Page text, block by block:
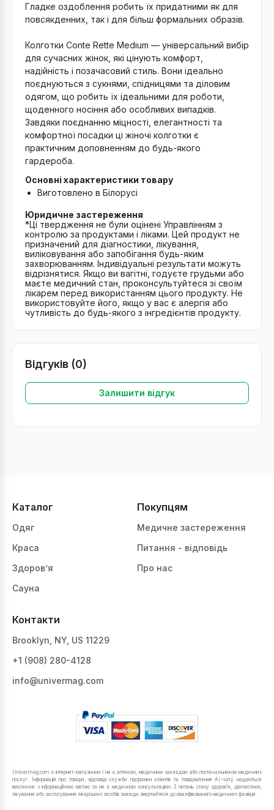
Гладке оздоблення робить їх придатними як для
повсякденних, так і для більш формальних образів.
Колготки Conte Rette Medium — універсальний вибір
для сучасних жінок, які цінують комфорт,
надійність і позачасовий стиль. Вони ідеально
поєднуються з сукнями, спідницями та діловим
одягом, що робить їх ідеальними для роботи,
щоденного носіння або особливих випадків.
Завдяки поєднанню міцності, елегантності та
комфортної посадки ці жіночі колготки є
практичним доповненням до будь-якого
гардероба.
Основні характеристики товару
Виготовлено в Білорусі
Юридичне застереження
*Ці твердження не були оцінені Управлінням з
контролю за продуктами і ліками. Цей продукт не
призначений для діагностики, лікування,
виліковування або запобігання будь-яким
захворюванням. Індивідуальні результати можуть
відрізнятися. Якщо ви вагітні, годуєте грудьми або
маєте медичний стан, проконсультуйтеся зі своїм
лікарем перед використанням цього продукту. Не
використовуйте його, якщо у вас є алергія або
чутливість до будь-якого з інгредієнтів продукту.
Відгуків (0)
Залишити відгук
Каталог
Одяг
Краса
Здоров’я
Сауна
Покупцям
Медичне застереження
Питання - відповідь
Про нас
Контакти
Brooklyn, NY, US 11229
+1 ‪(908) 280-4128‬
info@univermag.com
Univermag.com є інтернет-магазином і не є аптекою, медичним закладом або постачальником медичних
послуг. Інформація про товари, відповіді служби підтримки клієнтів та повідомлення AI-чату надаються
виключно з інформаційною метою та не є медичною консультацією. З питань стану здоров’я, діагностики,
лікування або застосування лікарських засобів завжди звертайтеся до кваліфікованого медичного фахівця.